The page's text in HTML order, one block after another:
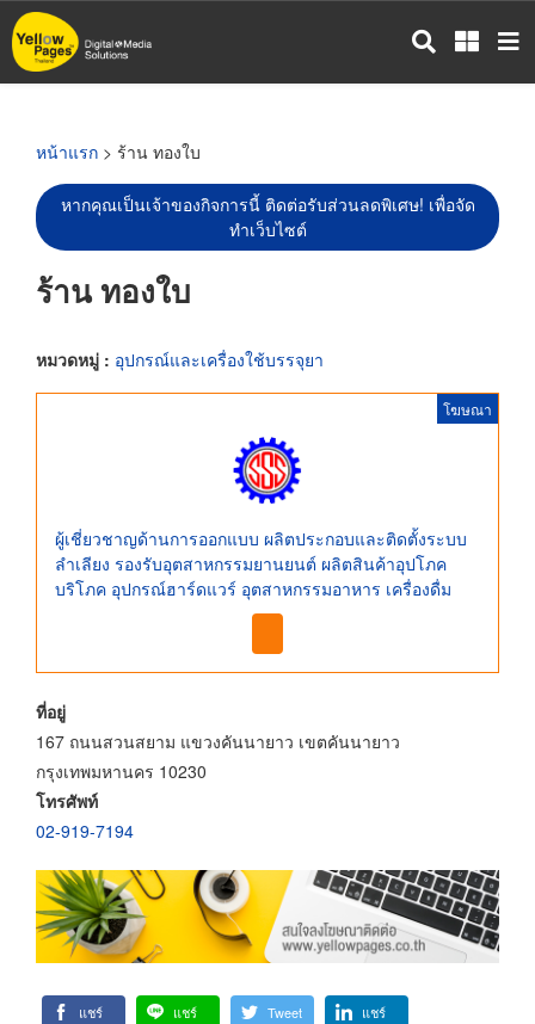
ข้าม
ไป
หน้าแรก > ร้าน ทองใบ
หากคุณเป็นเจ้าของกิจการนี้ ติดต่อรับส่วนลดพิเศษ! เพื่อจัด
ทำเว็บไซต์
ร้าน ทองใบ
หมวดหมู่ : อุปกรณ์และเครื่องใช้บรรจุยา
โฆษณา
ผู้เชี่ยวชาญด้านการออกแบบ ผลิตประกอบและติดตั้งระบบ
ลำเลียง รองรับอุตสาหกรรมยานยนต์ ผลิตสินค้าอุปโภค
บริโภค อุปกรณ์ฮาร์ดแวร์ อุตสาหกรรมอาหาร เครื่องดื่ม
ที่อยู่
167 ถนนสวนสยาม แขวงคันนายาว เขตคันนายาว
กรุงเทพมหานคร 10230
โทรศัพท์
02-919-7194
แชร์ แชร์ Tweet แชร์